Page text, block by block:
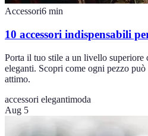
Accessori6 min
10 accessori indispensabili
Porta il tuo stile a un livello superiore
eleganti. Scopri come ogni pezzo
attimo.
accessori elegantimoda
Aug 5